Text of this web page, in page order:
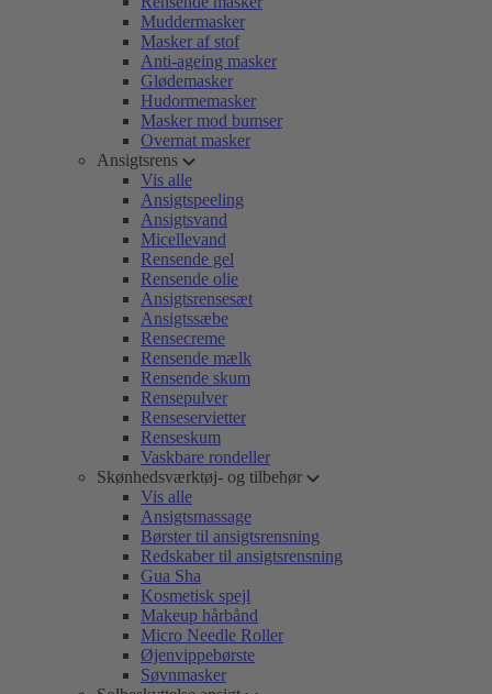
Muddermasker
Masker af stof
Anti-ageing masker
Glødemasker
Hudormemasker
Masker mod bumser
Overnat masker
Ansigtsrens
Vis alle
Ansigtspeeling
Ansigtsvand
Micellevand
Rensende gel
Rensende olie
Ansigtsrensesæt
Ansigtssæbe
Rensecreme
Rensende mælk
Rensende skum
Rensepulver
Renseservietter
Renseskum
Vaskbare rondeller
Skønhedsværktøj- og tilbehør
Vis alle
Ansigtsmassage
Børster til ansigtsrensning
Redskaber til ansigtsrensning
Gua Sha
Kosmetisk spejl
Makeup hårbånd
Micro Needle Roller
Øjenvippebørste
Søvnmasker